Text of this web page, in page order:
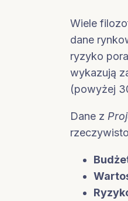
Wiele
dane
ryzyko
wykazują
(powyżej
Dane z